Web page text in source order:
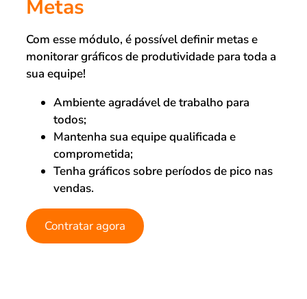
Metas
Com esse módulo, é possível definir metas e
monitorar gráficos de produtividade para toda a
sua equipe!
Ambiente agradável de trabalho para
todos;
Mantenha sua equipe qualificada e
comprometida;
Tenha gráficos sobre períodos de pico nas
vendas.
Contratar agora